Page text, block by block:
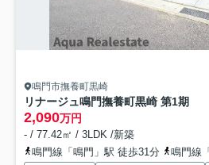
鳴門市撫養町黒崎
リナージュ鳴門撫養町黒崎 第1期
2,090万円
- / 77.42㎡ / 3LDK /新築
鳴門線「鳴門」駅 徒歩31分
鳴門線